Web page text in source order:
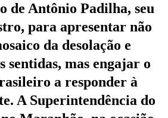
de Antônio Padilha, seu
para apresentar não
da desolação e
sentidas, mas engajar o
a responder à
A Superintendência do